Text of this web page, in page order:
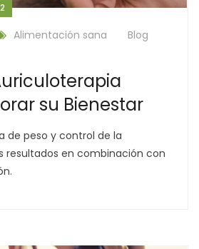
Alimentación sana
Blog
su Bienestar
de peso y control de la
resultados en combinación con